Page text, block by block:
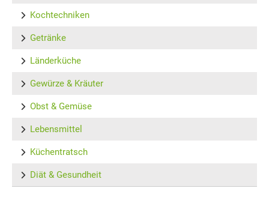
Kochtechniken
Getränke
Länderküche
Gewürze & Kräuter
Obst & Gemüse
Lebensmittel
Küchentratsch
Diät & Gesundheit